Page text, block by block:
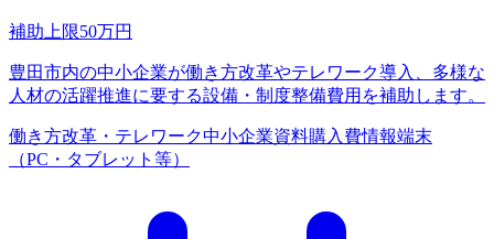
補助上限50万円
豊田市内の中小企業が働き方改革やテレワーク導入、多様な
人材の活躍推進に要する設備・制度整備費用を補助します。
働き方改革・テレワーク中小企業資料購入費情報端末
（PC・タブレット等）